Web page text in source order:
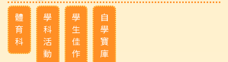
體
育
科
學
科
活
動
學
生
佳
作
自
學
寶
庫